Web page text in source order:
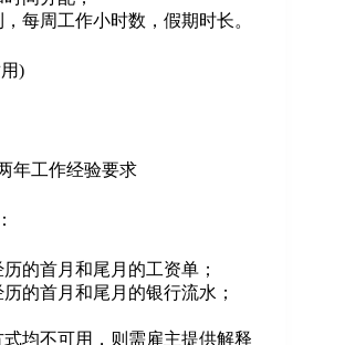
每周工作小时数，假期时长。
)
年工作经验要求
的首月和尾月的工资单；
的首月和尾月的银行流水；
均不可用，则需雇主提供解释